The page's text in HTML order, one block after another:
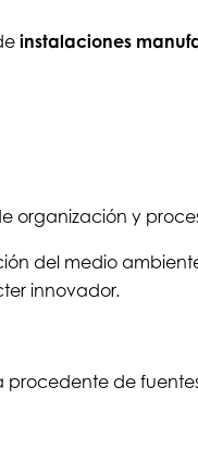
instalaciones
organización y
del medio
innovador.
procedente de